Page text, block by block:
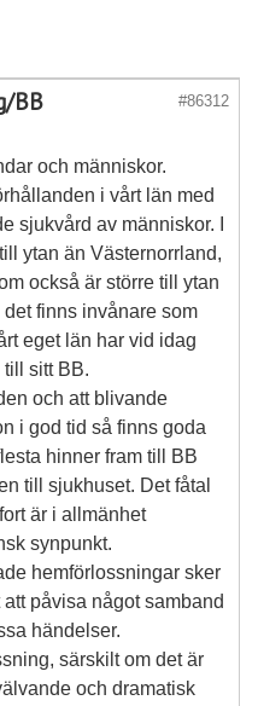
#86312
BB
och människor.
i vårt län med
sjukvård av människor. I
ytan än Västernorrland,
också är större till ytan
finns invånare som
eget län har vid idag
sitt BB.
och att blivande
i god tid så finns goda
hinner fram till BB
till sjukhuset. Det fåtal
är i allmänhet
synpunkt.
hemförlossningar sker
påvisa något samband
händelser.
särskilt om det är
och dramatisk